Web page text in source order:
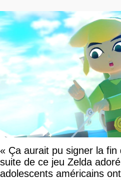
« Ça aurait pu signer la
suite de ce jeu Zelda
adolescents américains